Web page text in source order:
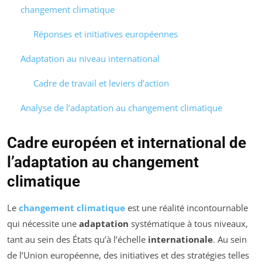
changement climatique
Réponses et initiatives européennes
Adaptation au niveau international
Cadre de travail et leviers d’action
Analyse de l’adaptation au changement climatique
Cadre européen et international de
l’adaptation au changement
climatique
Le changement climatique est une réalité incontournable
qui nécessite une adaptation systématique à tous niveaux,
tant au sein des États qu’à l’échelle internationale. Au sein
de l’Union européenne, des initiatives et des stratégies telles